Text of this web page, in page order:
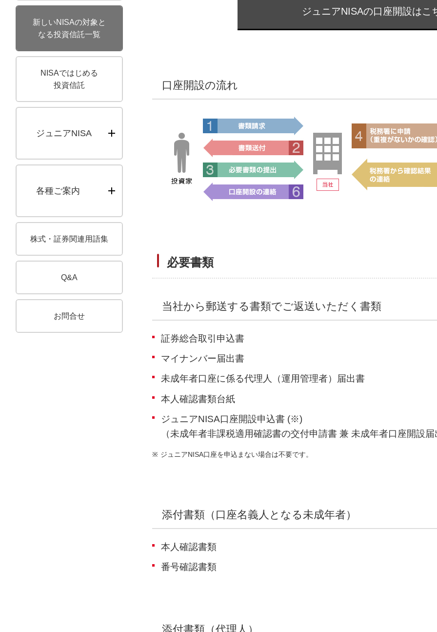
ジュニアNISAの口座開設はこ
口座開設の流れ
必要書類
当社から郵送する書類でご返送いただく書類
証券総合取引申込書
マイナンバー届出書
未成年者口座に係る代理人（運用管理者）届出書
本人確認書類台紙
ジュニアNISA口座開設申込書 (※)
（未成年者非課税適用確認書の交付申請書 兼 未成年者口座開設
※ ジュニアNISA口座を申込まない場合は不要です。
添付書類（口座名義人となる未成年者）
本人確認書類
番号確認書類
添付書類（代理人）
新しいNISAの対象と
なる投資信託一覧
NISAではじめる
投資信託
ジュニアNISA
各種ご案内
株式・証券関連用語集
Q&A
お問合せ